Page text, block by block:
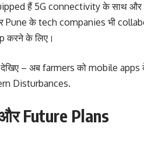
हैं 5G connectivity के साथ
के tech companies भी
करने के लिए।
– अब farmers को mobile
Disturbances.
Future Plans